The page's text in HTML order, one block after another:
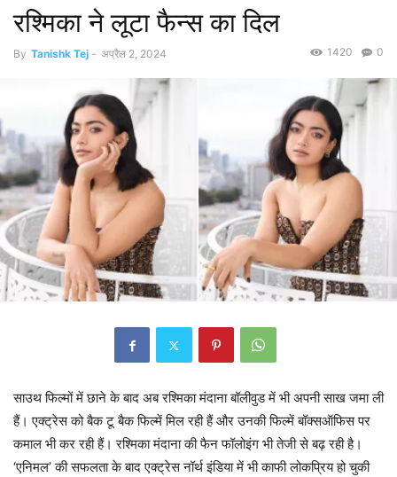
रश्मिका ने लूटा फैन्स का दिल
By Tanishk Tej - अप्रैल 2, 2024 0
1420
साउथ फिल्मों में छाने के बाद अब रश्मिका मंदाना बॉलीवुड में भी अपनी साख जमा ली
हैं। एक्ट्रेस को बैक टू बैक फिल्में मिल रही हैं और उनकी फिल्में बॉक्सऑफिस पर
कमाल भी कर रही हैं। रश्मिका मंदाना की फैन फॉलोइंग भी तेजी से बढ़ रही है।
‘एनिमल’ की सफलता के बाद एक्ट्रेस नॉर्थ इंडिया में भी काफी लोकप्रिय हो चुकी